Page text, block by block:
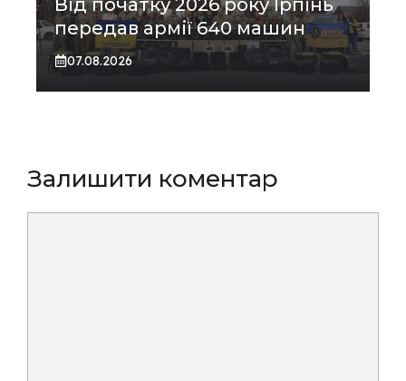
передав армії 640 машин
07.08.2026
Залишити коментар